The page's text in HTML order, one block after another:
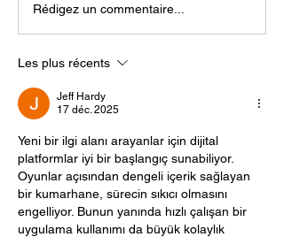
Rédigez un commentaire...
Les plus récents
Jeff Hardy
17 déc. 2025
Yeni bir ilgi alanı arayanlar için dijital
platformlar iyi bir başlangıç sunabiliyor.
Oyunlar açısından dengeli içerik sağlayan
bir kumarhane, sürecin sıkıcı olmasını
engelliyor. Bunun yanında hızlı çalışan bir
uygulama kullanımı da büyük kolaylık